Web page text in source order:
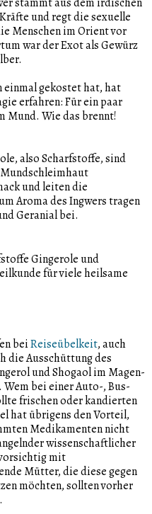
und regt die sexuelle
Menschen im Orient vor
war der Exot als Gewürz
einmal gekostet hat, hat
erfahren: Für ein paar
Mund. Wie das brennt!
also Scharfstoffe, sind
und leiten die
Aroma des Ingwers tragen
Geranial bei.
Gingerole und
für viele heilsame
beiReiseübelkeit, auch
die Ausschüttung des
und Shogaol im Magen-
bei einer Auto-, Bus-
frischen oder kandierten
hat übrigens den Vorteil,
Medikamenten nicht
wissenschaftlicher
mit
Mütter, die diese gegen
möchten, sollten vorher